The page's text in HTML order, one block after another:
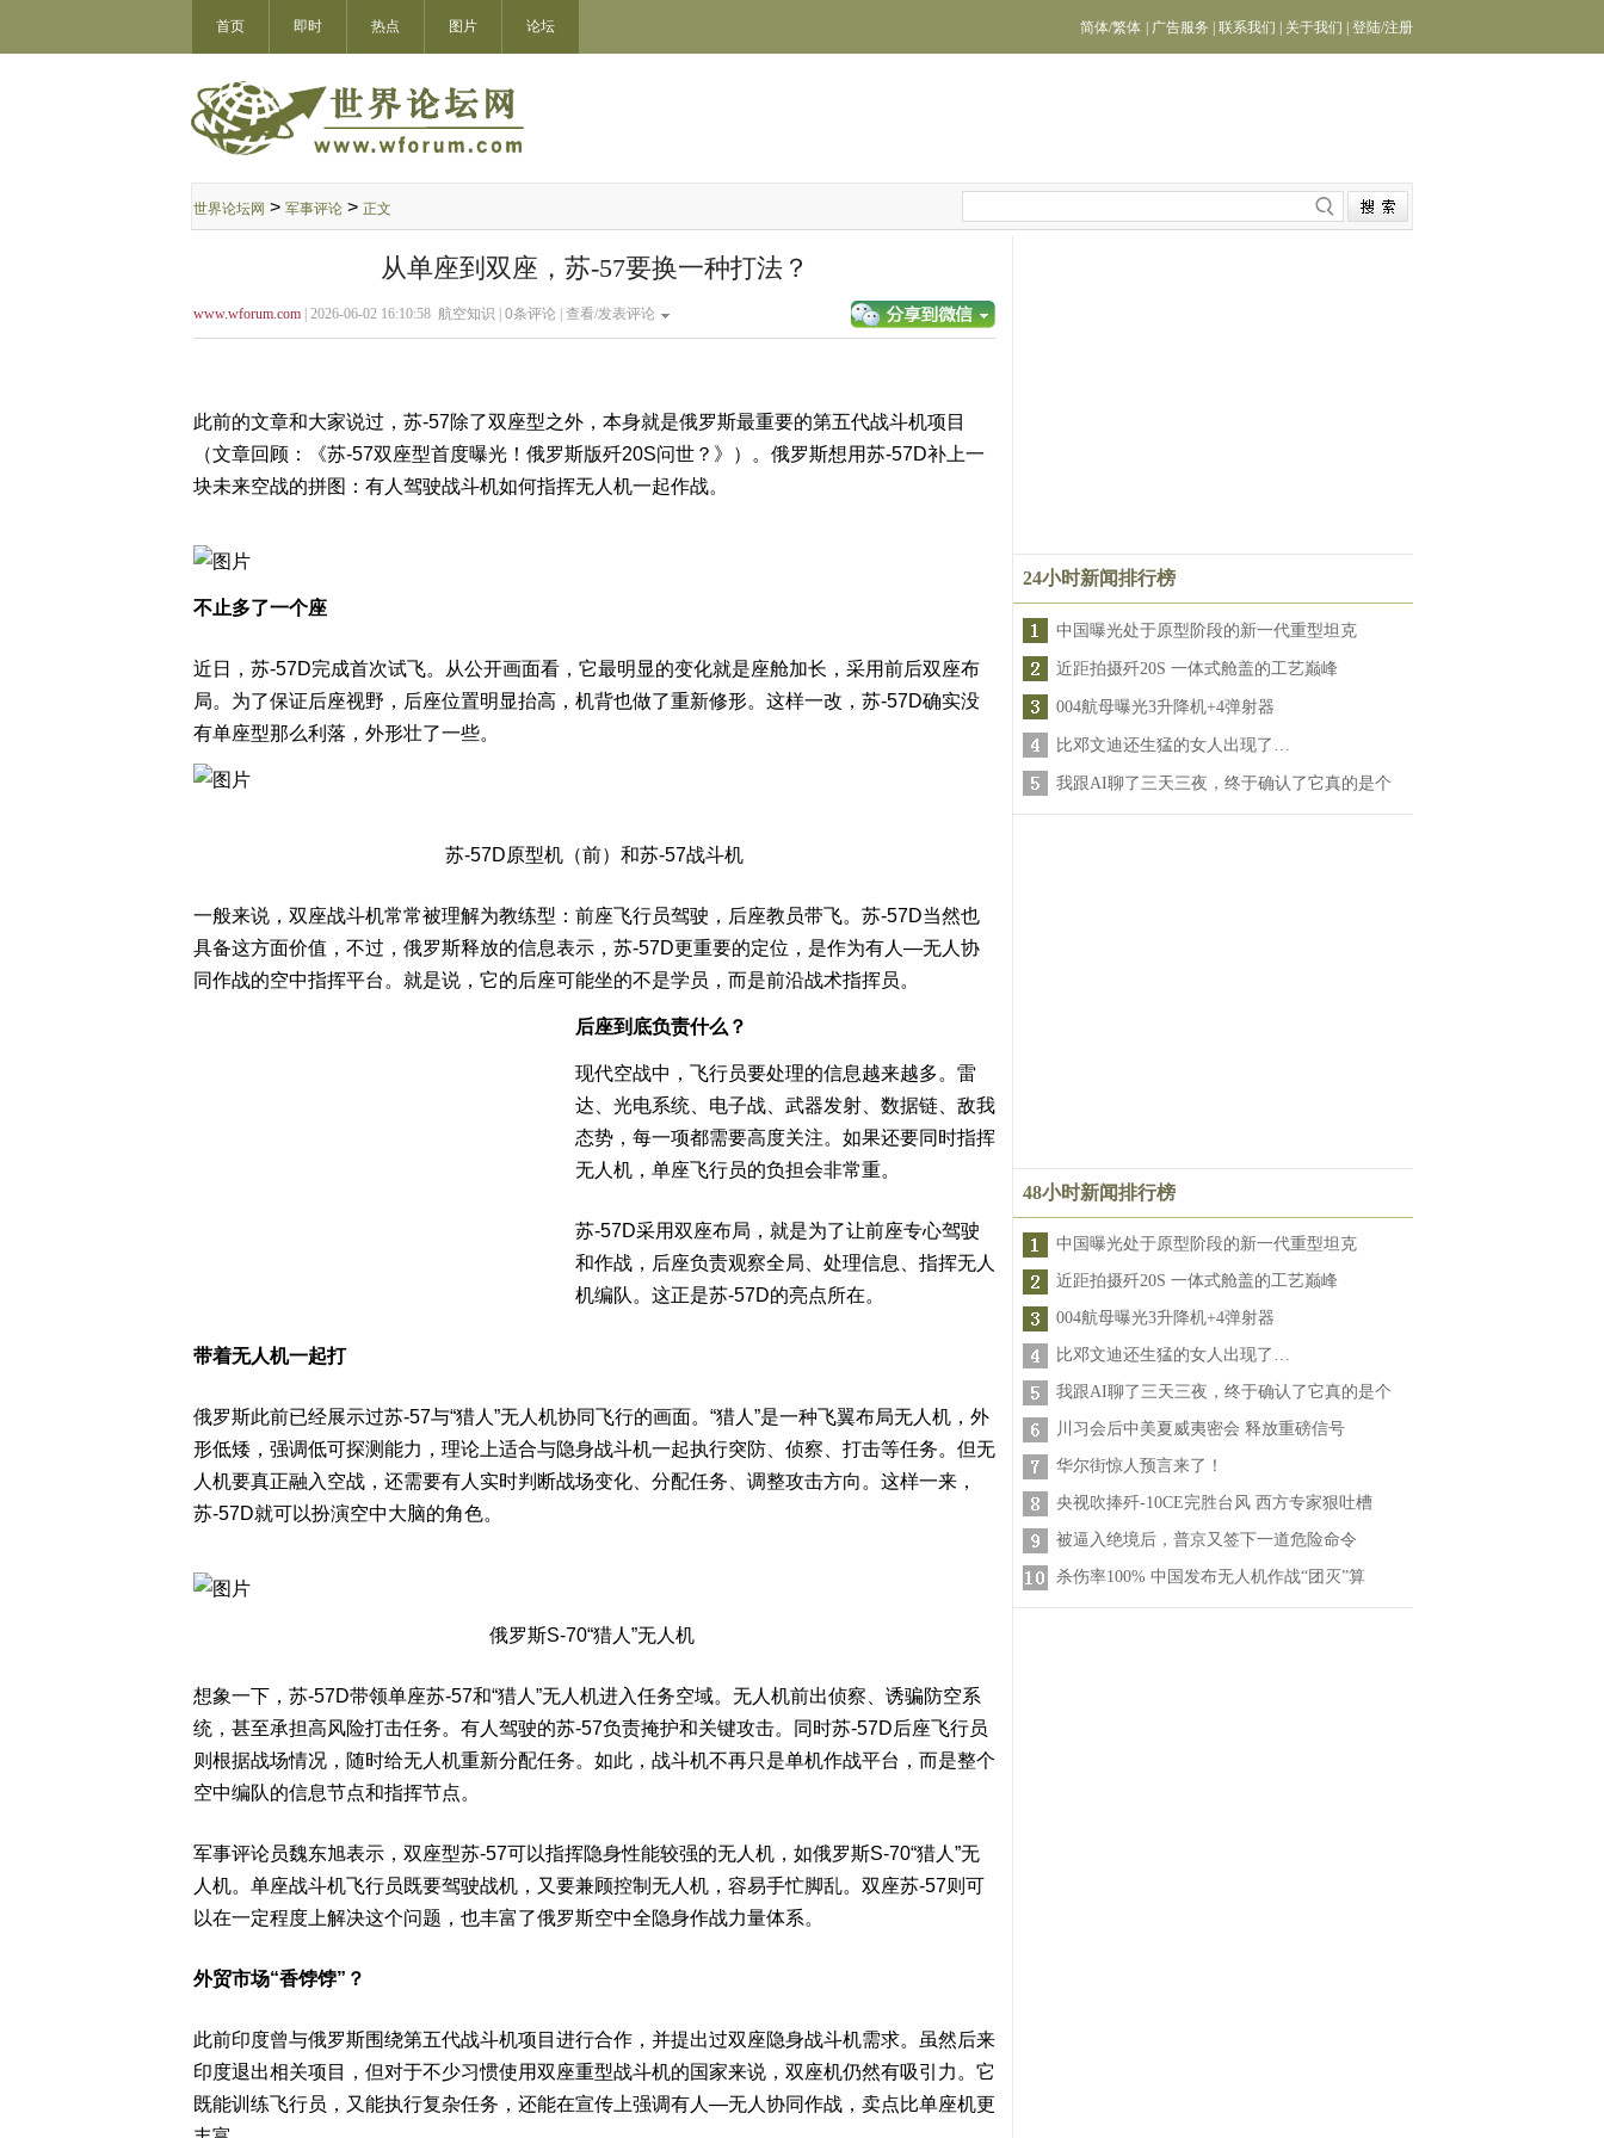
首页 即时 热点 图片 论坛 简体/繁体 广告服务 联系我们 关于我们 登陆/注册
世界论坛网 > 军事评论 > 正文
从单座到双座，苏-57要换一种打法？
www.wforum.com | 2026-06-02 16:10:58 航空知识 | 0条评论 | 查看/发表评论
此前的文章和大家说过，苏-57除了双座型之外，本身就是俄罗斯最重要的第五代战斗机项目
（文章回顾：《苏-57双座型首度曝光！俄罗斯版歼20S问世？》）。俄罗斯想用苏-57D补上一
块未来空战的拼图：有人驾驶战斗机如何指挥无人机一起作战。
不止多了一个座
近日，苏-57D完成首次试飞。从公开画面看，它最明显的变化就是座舱加长，采用前后双座布
局。为了保证后座视野，后座位置明显抬高，机背也做了重新修形。这样一改，苏-57D确实没
有单座型那么利落，外形壮了一些。
苏-57D原型机（前）和苏-57战斗机
一般来说，双座战斗机常常被理解为教练型：前座飞行员驾驶，后座教员带飞。苏-57D当然也
具备这方面价值，不过，俄罗斯释放的信息表示，苏-57D更重要的定位，是作为有人—无人协
同作战的空中指挥平台。就是说，它的后座可能坐的不是学员，而是前沿战术指挥员。
后座到底负责什么？
现代空战中，飞行员要处理的信息越来越多。雷
达、光电系统、电子战、武器发射、数据链、敌我
态势，每一项都需要高度关注。如果还要同时指挥
无人机，单座飞行员的负担会非常重。
苏-57D采用双座布局，就是为了让前座专心驾驶
和作战，后座负责观察全局、处理信息、指挥无人
机编队。这正是苏-57D的亮点所在。
带着无人机一起打
俄罗斯此前已经展示过苏-57与“猎人”无人机协同飞行的画面。“猎人”是一种飞翼布局无人机，外
形低矮，强调低可探测能力，理论上适合与隐身战斗机一起执行突防、侦察、打击等任务。但无
人机要真正融入空战，还需要有人实时判断战场变化、分配任务、调整攻击方向。这样一来，
苏-57D就可以扮演空中大脑的角色。
俄罗斯S-70“猎人”无人机
想象一下，苏-57D带领单座苏-57和“猎人”无人机进入任务空域。无人机前出侦察、诱骗防空系
统，甚至承担高风险打击任务。有人驾驶的苏-57负责掩护和关键攻击。同时苏-57D后座飞行员
则根据战场情况，随时给无人机重新分配任务。如此，战斗机不再只是单机作战平台，而是整个
空中编队的信息节点和指挥节点。
军事评论员魏东旭表示，双座型苏-57可以指挥隐身性能较强的无人机，如俄罗斯S-70“猎人”无
人机。单座战斗机飞行员既要驾驶战机，又要兼顾控制无人机，容易手忙脚乱。双座苏-57则可
以在一定程度上解决这个问题，也丰富了俄罗斯空中全隐身作战力量体系。
外贸市场“香饽饽”？
此前印度曾与俄罗斯围绕第五代战斗机项目进行合作，并提出过双座隐身战斗机需求。虽然后来
印度退出相关项目，但对于不少习惯使用双座重型战斗机的国家来说，双座机仍然有吸引力。它
既能训练飞行员，又能执行复杂任务，还能在宣传上强调有人—无人协同作战，卖点比单座机更
24小时新闻排行榜
中国曝光处于原型阶段的新一代重型坦克
近距拍摄歼20S 一体式舱盖的工艺巅峰
004航母曝光3升降机+4弹射器
比邓文迪还生猛的女人出现了…
我跟AI聊了三天三夜，终于确认了它真的是个
48小时新闻排行榜
中国曝光处于原型阶段的新一代重型坦克
近距拍摄歼20S 一体式舱盖的工艺巅峰
004航母曝光3升降机+4弹射器
比邓文迪还生猛的女人出现了…
我跟AI聊了三天三夜，终于确认了它真的是个
川习会后中美夏威夷密会 释放重磅信号
华尔街惊人预言来了！
央视吹捧歼-10CE完胜台风 西方专家狠吐槽
被逼入绝境后，普京又签下一道危险命令
杀伤率100% 中国发布无人机作战“团灭”算